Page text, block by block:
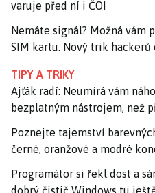
varuje před ní i ČOI
Nemáte signál? Možná vám
SIM kartu. Nový trik hackerů
TIPY A TRIKY
Ajťák radí: Neumírá vám
bezplatným nástrojem, než
Poznejte tajemství
černé, oranžové a modré
Programátor si řekl dost a
dobrý čistič Windows tu